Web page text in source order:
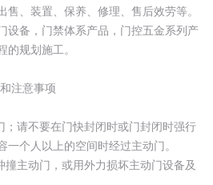
售、装置、保养、修理、售后效劳等。
设备，门禁体系产品，门控五金系列产
的规划施工。
注意事项
请不要在门快封闭时或门封闭时强行
一个人以上的空间时经过主动门。
动门，或用外力损坏主动门设备及